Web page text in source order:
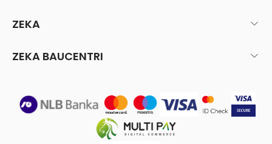
ZEKA
ZEKA BAUCENTRI